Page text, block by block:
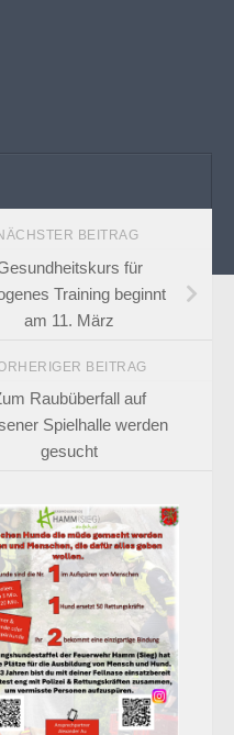
BEITRAG
für
Training beginnt
am 11. März
BEITRAG
Raubüberfall auf
Spielhalle werden
gesucht